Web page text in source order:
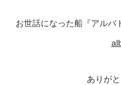
お世話になった船『アル
ありが